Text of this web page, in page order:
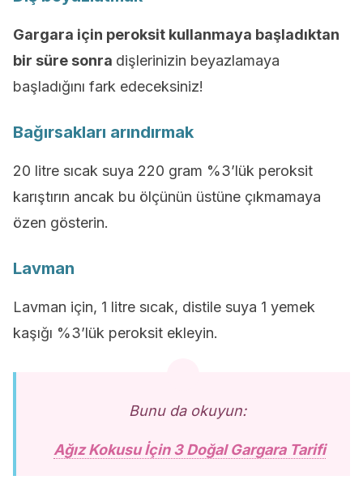
Gargara için peroksit kullanmaya başladıktan
bir süre sonra dişlerinizin beyazlamaya
başladığını fark edeceksiniz!
Bağırsakları arındırmak
20 litre sıcak suya 220 gram %3’lük peroksit
karıştırın ancak bu ölçünün üstüne çıkmamaya
özen gösterin.
Lavman
Lavman için, 1 litre sıcak, distile suya 1 yemek
kaşığı %3’lük peroksit ekleyin.
Bunu da okuyun:
Ağız Kokusu İçin 3 Doğal Gargara Tarifi